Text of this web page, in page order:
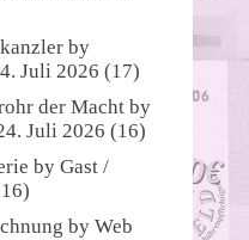
by
Juli 2026 (17)
der Macht by
Juli 2026 (16)
by Gast /
by Web